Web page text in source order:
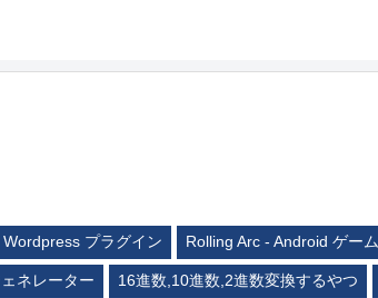
プラグイン Rolling Arc - Android ゲーム
ネレーター 16進数,10進数,2進数変換するやつ